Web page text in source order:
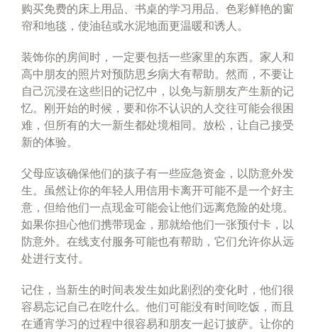
购买免费的床上用品、书桌的学习用品、色彩鲜艳的窗
帘和地毯，使油毡或水泥地面更温暖和诱人。
装饰你的房间时，一定要包括一些家里的东西。家人和
高中朋友的照片对预防思乡病大有帮助。然而，不要让
自己沉浸在这些旧的记忆中，以免与新朋友产生新的记
忆。刚开始的时候，要和你不认识的人交往可能会很困
难，但所有的大一新生都处境相同。放松，让自己接受
新的体验。
父母应该确保他们的孩子有一些应急资金，以防意外发
生。虽然让你的年轻人用信用卡离开可能不是一个好主
意，但给他们一点现金可能会让他们远离危险的处境。
如果你担心他们携带现金，那就给他们一张预付卡，以
防意外。在线支付服务可能也有帮助，它们允许你从远
处进行支付。
记住，当新生的时间表发生如此剧烈的变化时，他们很
容易忘记自己在吃什么。他们可能没有时间吃饭，而且
在通宵学习的过程中很容易和朋友一起订披萨。让你的